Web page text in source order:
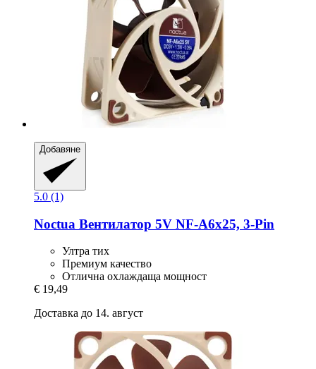
Добавяне
5.0 (1)
Noctua Вентилатор 5V NF-​A6x25, 3-​Pin
Ултра тих
Премиум качество
Отлична охлаждаща мощност
€ 19,49
Доставка до 14. август